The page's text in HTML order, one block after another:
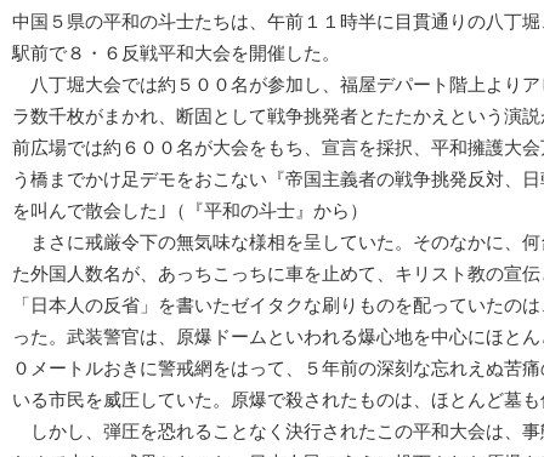
中国５県の平和の斗士たちは、午前１１時半に目貫通りの八丁
駅前で８・６反戦平和大会を開催した。
八丁堀大会では約５００名が参加し、福屋デパート階上より
ラ数千枚がまかれ、断固として戦争挑発者とたたかえという演
前広場では約６００名が大会をもち、宣言を採択、平和擁護大
う橋までかけ足デモをおこない『帝国主義者の戦争挑発反対、
を叫んで散会した｣（『平和の斗士』から）
まさに戒厳令下の無気味な様相を呈していた。そのなかに、
た外国人数名が、あっちこっちに車を止めて、キリスト教の宣
「日本人の反省」を書いたゼイタクな刷りものを配っていたの
った。武装警官は、原爆ドームといわれる爆心地を中心にほと
０メートルおきに警戒網をはって、５年前の深刻な忘れえぬ苦
いる市民を威圧していた。原爆で殺されたものは、ほとんど墓
しかし、弾圧を恐れることなく決行されたこの平和大会は、